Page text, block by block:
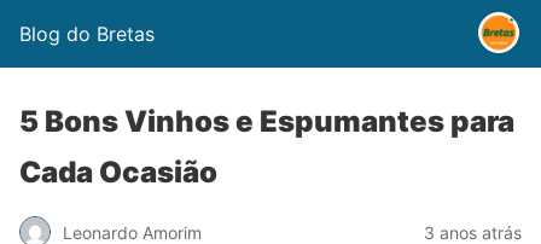
Blog do Bretas
5 Bons Vinhos e Espumantes para
Cada Ocasião
Leonardo Amorim 3 anos atrás